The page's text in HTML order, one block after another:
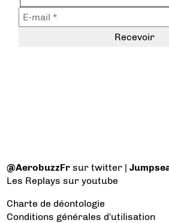
@AerobuzzFr sur twitter |
Les Replays sur youtube
Charte de déontologie
Conditions générales d'utilisation